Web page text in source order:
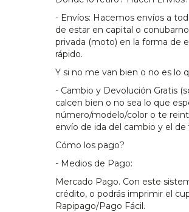
- Envíos: Hacemos envíos a
de estar en capital o
privada (moto) en la forma de
rápido.
Y si no me van bien o no es lo
- Cambio y Devolución Gratis
calcen bien o no sea lo que
número/modelo/color o te
envío de ida del cambio y el
Cómo los pago?
- Medios de Pago:
Mercado Pago. Con este
crédito, o podrás imprimir el
Rapipago/Pago Fácil.